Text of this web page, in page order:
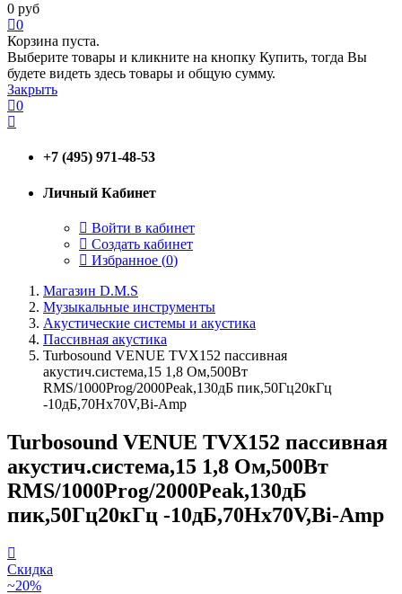
0 руб
0
Корзина пуста.
Выберите товары и кликните на кнопку Купить, тогда Вы
будете видеть здесь товары и общую сумму.
Закрыть
0
+7 (495) 971-48-53
Личный Кабинет
Войти в кабинет
Создать кабинет
Избранное (0)
Магазин D.M.S
Музыкальные инструменты
Акустические системы и акустика
Пассивная акустика
Turbosound VENUE TVX152 пассивная
акустич.система,15 1,8 Ом,500Вт
RMS/1000Prog/2000Peak,130дБ пик,50Гц20кГц
-10дБ,70Hx70V,Bi-Amp
Turbosound VENUE TVX152 пассивная
акустич.система,15 1,8 Ом,500Вт
RMS/1000Prog/2000Peak,130дБ
пик,50Гц20кГц -10дБ,70Hx70V,Bi-Amp
Скидка
~20%